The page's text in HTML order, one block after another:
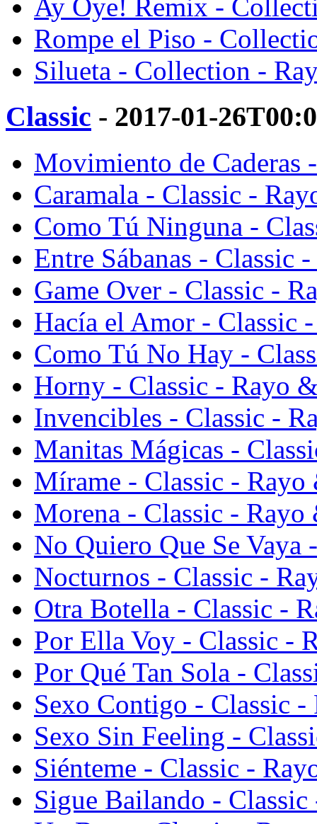
Ay Oye! Remix -
Rompe el Piso -
Silueta - Collection -
Classic - 2017-01-
Movimiento de Caderas
Caramala - Classic -
Como Tú Ninguna -
Entre Sábanas - Classic
Game Over - Classic -
Hacía el Amor - Classic
Como Tú No Hay -
Horny - Classic - Rayo
Invencibles - Classic -
Manitas Mágicas -
Mírame - Classic - Rayo
Morena - Classic - Rayo
No Quiero Que Se
Nocturnos - Classic -
Otra Botella - Classic -
Por Ella Voy - Classic -
Por Qué Tan Sola -
Sexo Contigo - Classic
Sexo Sin Feeling -
Siénteme - Classic -
Sigue Bailando -